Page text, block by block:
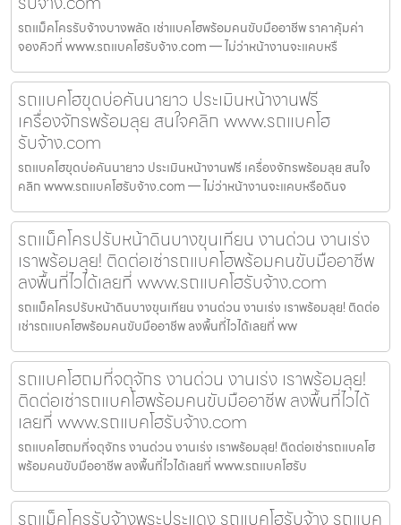
รถแม็คโครรับจ้างบางพลัด เช่าแบคโฮพร้อมคนขับมืออาชีพ ราคาคุ้มค่า
จองคิวที่ www.รถแบคโฮรับจ้าง.com — ไม่ว่าหน้างานจะแคบหรื
รถแบคโฮขุดบ่อคันนายาว ประเมินหน้างานฟรี
เครื่องจักรพร้อมลุย สนใจคลิก www.รถแบคโฮ
รับจ้าง.com
รถแบคโฮขุดบ่อคันนายาว ประเมินหน้างานฟรี เครื่องจักรพร้อมลุย สนใจ
คลิก www.รถแบคโฮรับจ้าง.com — ไม่ว่าหน้างานจะแคบหรือดินจ
รถแม็คโครปรับหน้าดินบางขุนเทียน งานด่วน งานเร่ง
เราพร้อมลุย! ติดต่อเช่ารถแบคโฮพร้อมคนขับมืออาชีพ
ลงพื้นที่ไวได้เลยที่ www.รถแบคโฮรับจ้าง.com
รถแม็คโครปรับหน้าดินบางขุนเทียน งานด่วน งานเร่ง เราพร้อมลุย! ติดต่อ
เช่ารถแบคโฮพร้อมคนขับมืออาชีพ ลงพื้นที่ไวได้เลยที่ ww
รถแบคโฮถมที่จตุจักร งานด่วน งานเร่ง เราพร้อมลุย!
ติดต่อเช่ารถแบคโฮพร้อมคนขับมืออาชีพ ลงพื้นที่ไวได้
เลยที่ www.รถแบคโฮรับจ้าง.com
รถแบคโฮถมที่จตุจักร งานด่วน งานเร่ง เราพร้อมลุย! ติดต่อเช่ารถแบคโฮ
พร้อมคนขับมืออาชีพ ลงพื้นที่ไวได้เลยที่ www.รถแบคโฮรับ
รถแม็คโครรับจ้างพระประแดง รถแบคโฮรับจ้าง รถแบค